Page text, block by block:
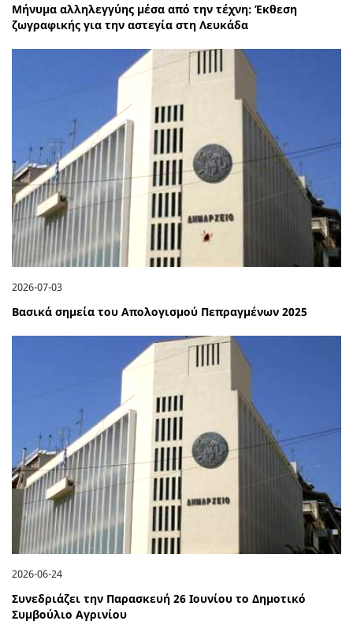
Μήνυμα αλληλεγγύης μέσα από την τέχνη: Έκθεση
ζωγραφικής για την αστεγία στη Λευκάδα
2026-07-03
Βασικά σημεία του Απολογισμού Πεπραγμένων 2025
2026-06-24
Συνεδριάζει την Παρασκευή 26 Ιουνίου το Δημοτικό
Συμβούλιο Αγρινίου